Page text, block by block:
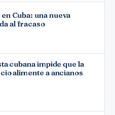
Cuba: una nueva
al fracaso
cubana impide que la
alimente a ancianos